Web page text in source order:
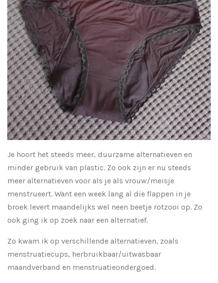
Je hoort het steeds meer, duurzame alternatieven en
minder gebruik van plastic. Zo ook zijn er nu steeds
meer alternatieven voor als je als vrouw/meisje
menstrueert. Want een week lang al die flappen in je
broek levert maandelijks wel neen beetje rotzooi op. Zo
ook ging ik op zoek naar een alternatief.
Zo kwam ik op verschillende alternatieven, zoals
menstruatiecups, herbruikbaar/uitwasbaar
maandverband en menstruatieondergoed.